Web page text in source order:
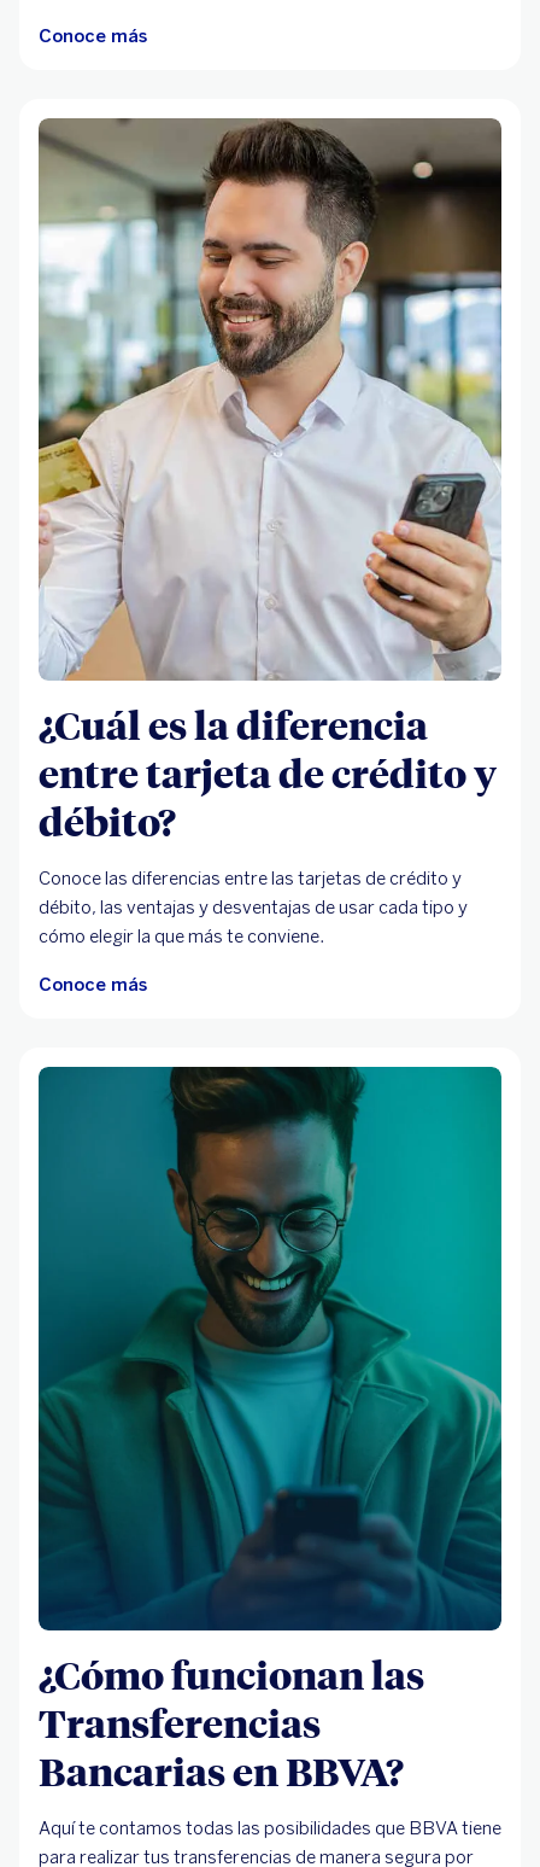
Conoce más
¿Cuál es la diferencia
entre tarjeta de crédito y
débito?
Conoce las diferencias entre las tarjetas de crédito y
débito, las ventajas y desventajas de usar cada tipo y
cómo elegir la que más te conviene.
Conoce más
¿Cómo funcionan las
Transferencias
Bancarias en BBVA?
Aquí te contamos todas las posibilidades que BBVA tiene
para realizar tus transferencias de manera segura por